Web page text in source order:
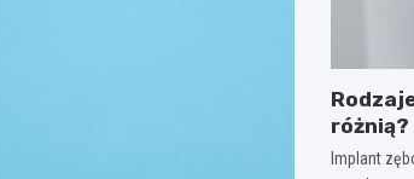
różnią?
Implant